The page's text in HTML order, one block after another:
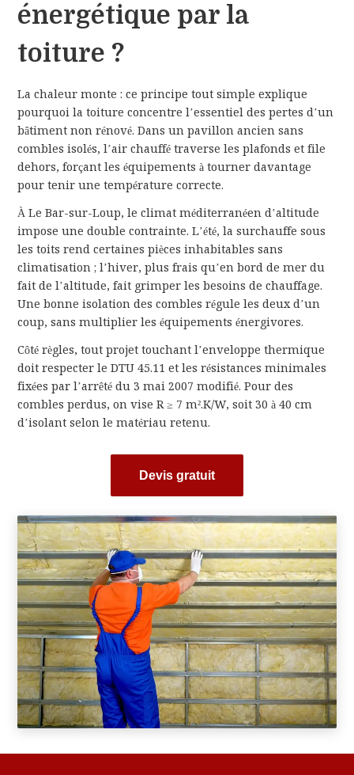
énergétique par la
toiture ?
La chaleur monte : ce principe tout simple explique
pourquoi la toiture concentre l’essentiel des pertes d’un
bâtiment non rénové. Dans un pavillon ancien sans
combles isolés, l’air chauffé traverse les plafonds et file
dehors, forçant les équipements à tourner davantage
pour tenir une température correcte.
À Le Bar-sur-Loup, le climat méditerranéen d’altitude
impose une double contrainte. L’été, la surchauffe sous
les toits rend certaines pièces inhabitables sans
climatisation ; l’hiver, plus frais qu’en bord de mer du
fait de l’altitude, fait grimper les besoins de chauffage.
Une bonne isolation des combles régule les deux d’un
coup, sans multiplier les équipements énergivores.
Côté règles, tout projet touchant l’enveloppe thermique
doit respecter le DTU 45.11 et les résistances minimales
fixées par l’arrêté du 3 mai 2007 modifié. Pour des
combles perdus, on vise R ≥ 7 m².K/W, soit 30 à 40 cm
d’isolant selon le matériau retenu.
Devis gratuit